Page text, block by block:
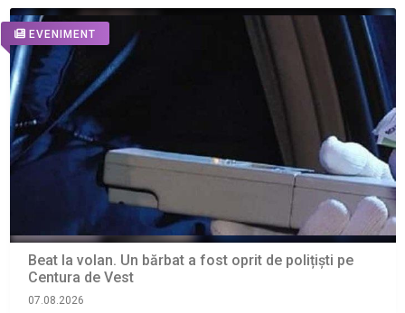
EVENIMENT
Beat la volan. Un bărbat a fost oprit de polițiști pe
Centura de Vest
07.08.2026